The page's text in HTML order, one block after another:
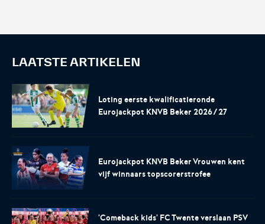
LAATSTE ARTIKELEN
Loting eerste kwalificatieronde
Eurojackpot KNVB Beker 2026/27
Eurojackpot KNVB Beker Vrouwen kent
vijf winnaars topscorerstrofee
'Comeback kids' FC Twente verslaan PSV